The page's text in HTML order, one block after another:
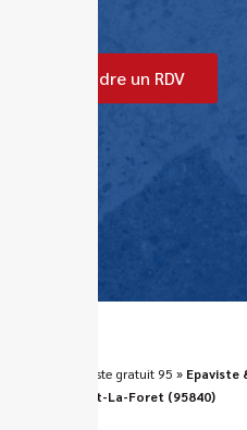
Prendre un RDV
Epaviste gratuit 95 » Epaviste
Bethemont-La-Foret (95840)